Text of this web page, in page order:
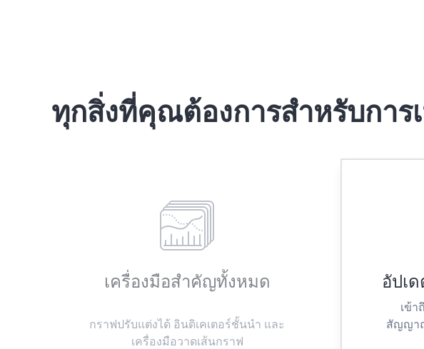
ทุกสิ่งที่คุณต้องการสำหรับการ
เครื่องมือสำคัญทั้งหมด
กราฟปรับแต่งได้ อินดิเคเตอร์ชั้นนำ และ
เครื่องมือวาดเส้นกราฟ
อัปเ
เข้า
สัญญา